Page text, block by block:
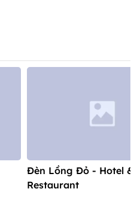
Đèn Lồng Đỏ - Hotel &
Restaurant